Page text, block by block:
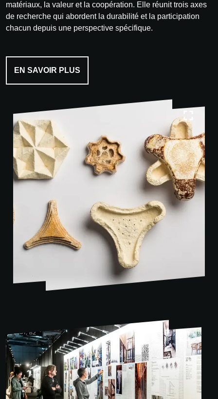
matériaux, la valeur et la coopération. Elle réunit trois axes
de recherche qui abordent la durabilité et la participation
chacun depuis une perspective spécifique.
EN SAVOIR PLUS